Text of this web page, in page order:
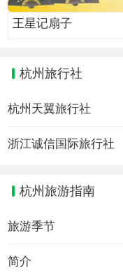
王星记扇子
杭州旅行社
杭州天翼旅行社
浙江诚信国际旅行社
杭州旅游指南
旅游季节
简介